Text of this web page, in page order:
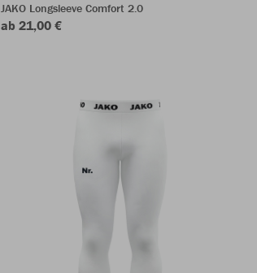
JAKO Longsleeve Comfort 2.0
ab 21,00 €